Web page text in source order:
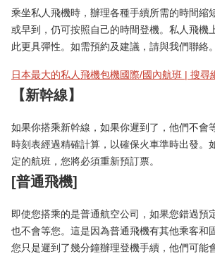
乘坐私人飛機時，辦理各種手續所需的時間縮
或早到，仍可按照自己的時間登機。私人飛機
此更具彈性。如需預約及建議，請與我們聯絡。
日本最大的私人飛機包機國際/國內航班 | 搜尋
【新幹線】
如果你搭乘新幹線，如果你遲到了，他們不會
時刻表經過精確計算，以確保火車準時出發。
定的航班，您將必須重新預訂票。
[普通飛機]
即使您搭乘的是普通航空公司，如果您錯過預
也不會等您。這是因為普通飛機有其他乘客和
您只是遲到了幾分鐘辦理登機手續，他們可能